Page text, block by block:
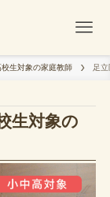
生対象の家庭教師 足
生対象の